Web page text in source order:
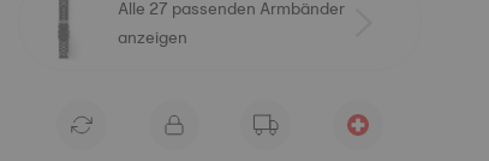
Alle 27 passenden Armbänder
anzeigen